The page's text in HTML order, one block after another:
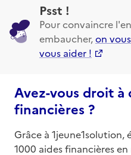
Psst !
Pour convaincre
embaucher,on
vous aider !
Avez-vous droit à
financières ?
Grâce à 1jeune1solution,
1000 aides financières